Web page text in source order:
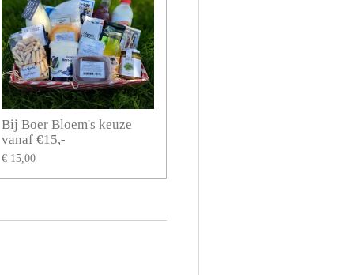
Bij Boer Bloem's keuze
vanaf €15,-
€ 15,00